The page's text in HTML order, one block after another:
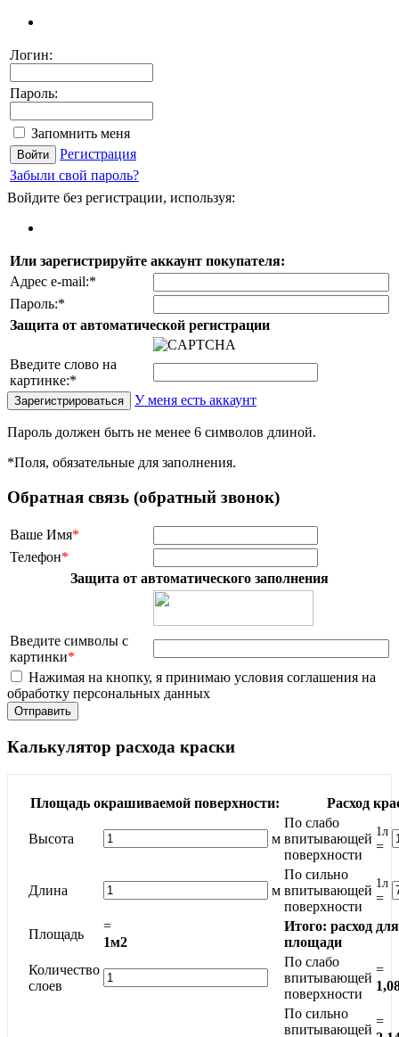
Логин:
Пароль:
Запомнить меня
Регистрация
Забыли свой пароль?
Войдите без регистрации, используя:
Или зарегистрируйте аккаунт покупателя:
Адрес e-mail:*
Пароль:*
Защита от автоматической регистрации
Введите слово на
картинке:*
У меня есть аккаунт
Пароль должен быть не менее 6 символов длиной.
*Поля, обязательные для заполнения.
Обратная связь (обратный звонок)
Ваше Имя*
Телефон*
Защита от автоматического заполнения
Введите символы с
картинки*
Нажимая на кнопку, я принимаю условия соглашения на
обработку персональных данных
Калькулятор расхода краски
Площадь окрашиваемой поверхности: Расход
Высота м
По слабо
впитывающей
поверхности
1л
=
Длина м
По сильно
впитывающей
поверхности
1л
=
Площадь
=
1м2
Итого: расход
площади
Количество
слоев
По слабо
впитывающей
поверхности
=
По сильно
впитывающей
=